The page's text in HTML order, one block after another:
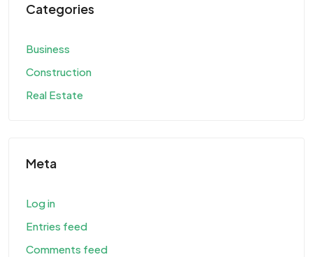
Categories
Business
Construction
Real Estate
Meta
Log in
Entries feed
Comments feed